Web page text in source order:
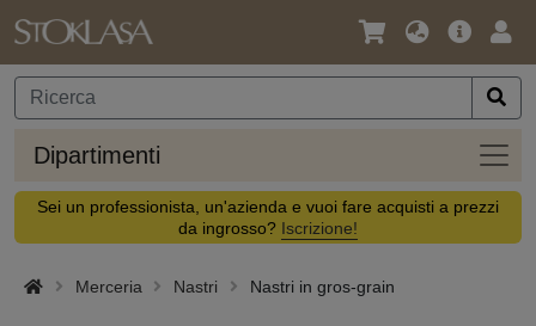
Lingua
Valuta
Offerta
Dipartimenti
Sei un professionista, un'azienda e vuoi fare acquisti a prezzi
da ingrosso? Iscrizione!
Merceria Nastri Nastri in gros-grain